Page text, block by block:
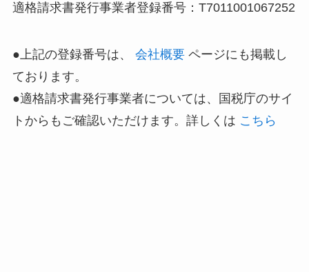
適格請求書発行事業者登録番号：T7011001067252
●上記の登録番号は、 会社概要ページにも掲載し
ております。
●適格請求書発行事業者については、国税庁のサイ
トからもご確認いただけます。詳しくは こちら